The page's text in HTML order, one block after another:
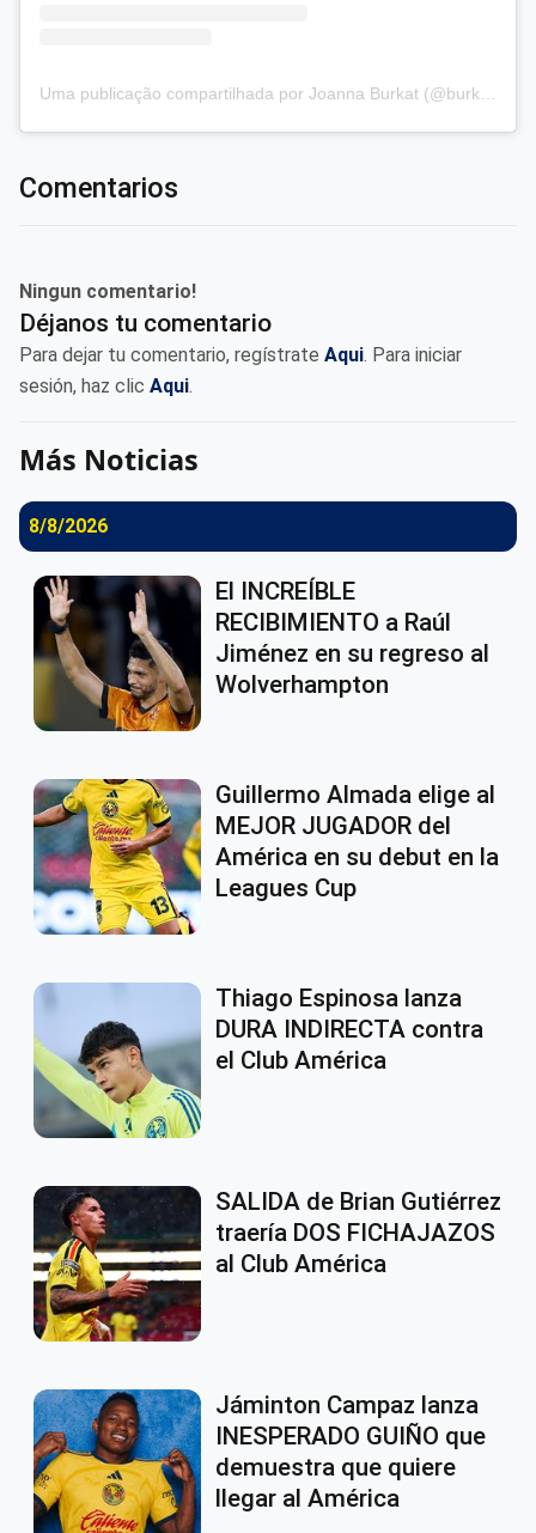
Comentarios
Ningun comentario!
Déjanos tu comentario
Para dejar tu comentario, regístrate Aqui. Para iniciar
sesión, haz clic Aqui.
Más Noticias
8/8/2026
El INCREÍBLE
RECIBIMIENTO a Raúl
Jiménez en su regreso al
Wolverhampton
Guillermo Almada elige al
MEJOR JUGADOR del
América en su debut en la
Leagues Cup
Thiago Espinosa lanza
DURA INDIRECTA contra
el Club América
SALIDA de Brian Gutiérrez
traería DOS FICHAJAZOS
al Club América
Jáminton Campaz lanza
INESPERADO GUIÑO que
demuestra que quiere
llegar al América